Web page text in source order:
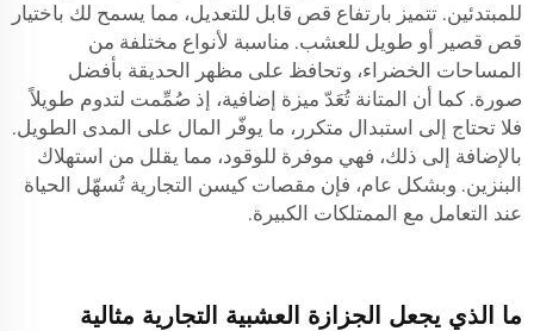
للمبتدئين. تتميز بارتفاع قص قابل للتعديل، مما يسمح لك باختيار
قص قصير أو طويل للعشب. مناسبة لأنواع مختلفة من
المساحات الخضراء، وتحافظ على مظهر الحديقة بأفضل
صورة. كما أن المتانة تُعَدّ ميزة إضافية، إذ صُمِّمت لتدوم طويلاً
فلا تحتاج إلى استبدال متكرر، ما يوفّر المال على المدى الطويل.
بالإضافة إلى ذلك، فهي موفرة للوقود، مما يقلل من استهلاك
البنزين. وبشكل عام، فإن مقصات كيسن التجارية تُسهّل الحياة
عند التعامل مع الممتلكات الكبيرة.
ما الذي يجعل الجزازة العشبية التجارية مثالية